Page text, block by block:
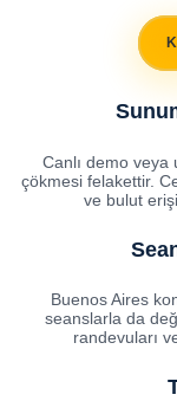
Canlı demo veya
çökmesi felakettir.
ve bulut
Buenos Aires
seanslarla da
randevuları